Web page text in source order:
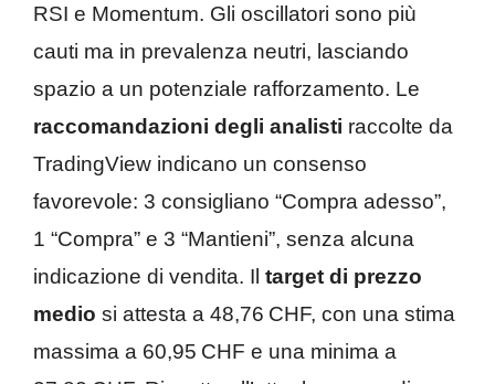
RSI e Momentum. Gli oscillatori sono più
cauti ma in prevalenza neutri, lasciando
spazio a un potenziale rafforzamento. Le
raccomandazioni degli analisti raccolte da
TradingView indicano un consenso
favorevole: 3 consigliano “Compra adesso”,
1 “Compra” e 3 “Mantieni”, senza alcuna
indicazione di vendita. Il target di prezzo
medio si attesta a 48,76 CHF, con una stima
massima a 60,95 CHF e una minima a